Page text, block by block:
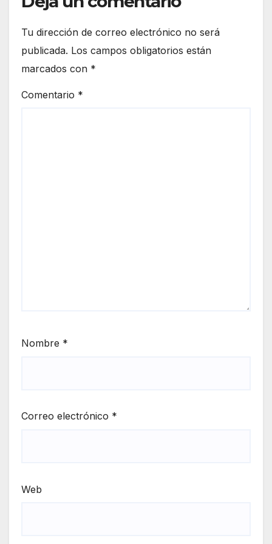
Tu dirección de correo electrónico no será
publicada. Los campos obligatorios están
marcados con *
Comentario *
Nombre *
Correo electrónico *
Web